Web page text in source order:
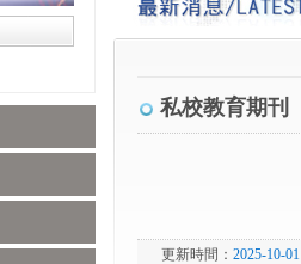
私校教育期刊
更新時間： 2025-10-01